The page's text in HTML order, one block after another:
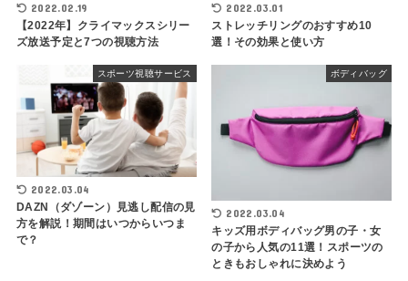
2022.02.19
【2022年】クライマックスシリー
ズ放送予定と7つの視聴方法
2022.03.01
ストレッチリングのおすすめ10
選！その効果と使い方
スポーツ視聴サービス
2022.03.04
DAZN（ダゾーン）見逃し配信の見
方を解説！期間はいつからいつま
で？
ボディバッグ
2022.03.04
キッズ用ボディバッグ男の子・女
の子から人気の11選！スポーツの
ときもおしゃれに決めよう